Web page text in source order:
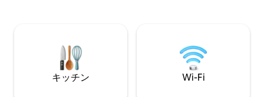
さらに、受賞歴を誇る有名人向けのプラ
イベートシェフのサービスもご利用いた
だけます。シェフは、お客様のご到着前
にお食事を用意したり、プールでフロー
クテル、お気に入
最適な専用プールが特
れ家。荷物を下ろ
て、楽しんでくだ
キッチン Wi-Fi